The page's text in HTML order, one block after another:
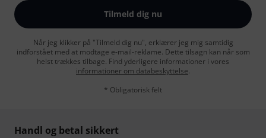
Tilmeld dig nu
Når jeg klikker på "Tilmeld dig nu", erklærer jeg mig samtidig
indforstået med at modtage e-mail-reklame. Dette tilsagn kan når som
helst trækkes tilbage. Find yderligere informationer i vores
informationer om databeskyttelse.
* Obligatorisk felt
Handl og betal sikkert